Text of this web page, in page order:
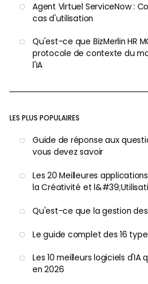
Agent Virtuel ServiceNow :
cas d'utilisation
Qu'est-ce que BizMerlin HR
protocole de contexte du
l'IA
LES PLUS POPULAIRES
Guide de réponse aux
vous devez savoir
Les 20 Meilleures
la Créativité et
Qu'est-ce que la gestion
Le guide complet des 16
Les 10 meilleurs logiciels
en 2026